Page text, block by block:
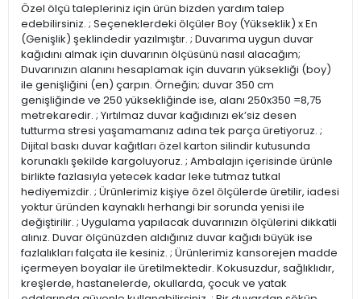
Özel ölçü talepleriniz için ürün bizden yardım talep
edebilirsiniz. ; Seçeneklerdeki ölçüler Boy (Yükseklik) x En
(Genişlik) şeklindedir yazılmıştır. ; Duvarıma uygun duvar
kağıdını almak için duvarının ölçüsünü nasıl alacağım;
Duvarınızın alanını hesaplamak için duvarın yüksekliği (boy)
ile genişliğini (en) çarpın. Örneğin; duvar 350 cm
genişliğinde ve 250 yüksekliğinde ise, alanı 250x350 =8,75
metrekaredir. ; Yırtılmaz duvar kağıdınızı ek’siz desen
tutturma stresi yaşamamanız adına tek parça üretiyoruz. ;
Dijital baskı duvar kağıtları özel karton silindir kutusunda
korunaklı şekilde kargoluyoruz. ; Ambalajın içerisinde ürünle
birlikte fazlasıyla yetecek kadar leke tutmaz tutkal
hediyemizdir. ; Ürünlerimiz kişiye özel ölçülerde üretilir, iadesi
yoktur üründen kaynaklı herhangi bir sorunda yenisi ile
değiştirilir. ; Uygulama yapılacak duvarınızın ölçülerini dikkatli
alınız. Duvar ölçünüzden aldığınız duvar kağıdı büyük ise
fazlalıkları falçata ile kesiniz. ; Ürünlerimiz kansorejen madde
içermeyen boyalar ile üretilmektedir. Kokusuzdur, sağlıklıdır,
kreşlerde, hastanelerde, okullarda, çocuk ve yatak